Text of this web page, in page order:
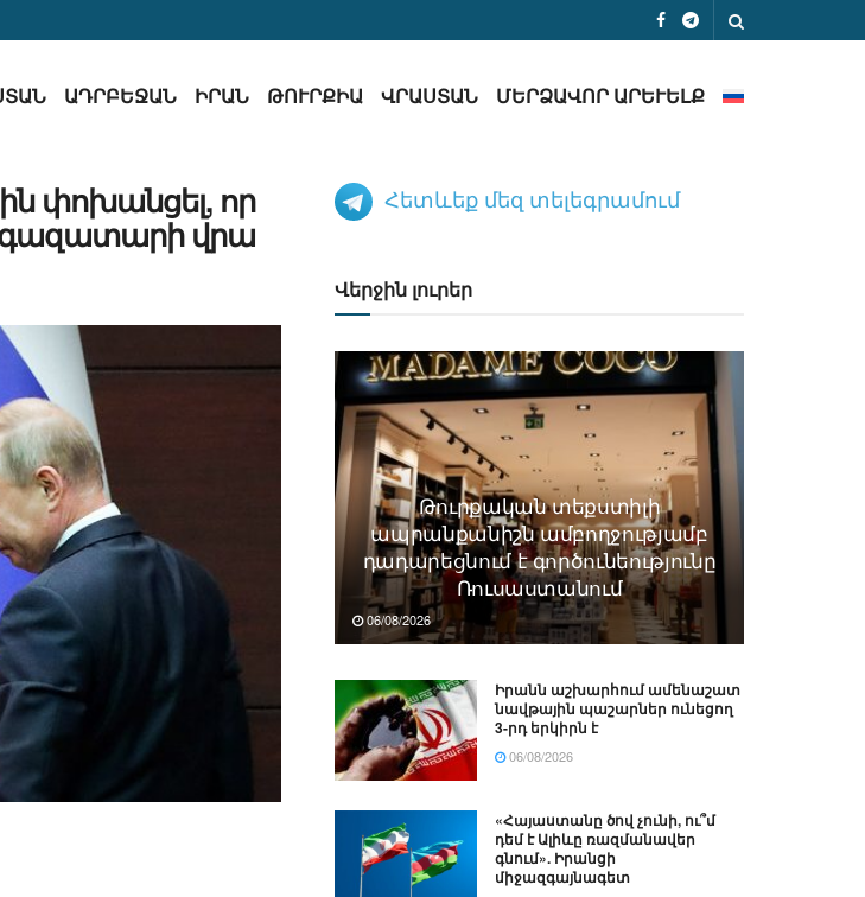
ԱԴՐԲԵՋԱՆ ԻՐԱՆ ԹՈՒՐՔԻԱ ՎՐԱՍՏԱՆ ՄԵՐՁԱՎՈՐ ԱՐԵՒԵԼՔ
փոխանցել, որ
գազատարի վրա
Հետևեք մեզ տելեգրամում
Վերջին լուրեր
Թուրքական տեքստիլի
ապրանքանիշն ամբողջությամբ
դադարեցնում է գործունեությունը
Ռուսաստանում
06/08/2026
Իրանն աշխարհում ամենաշատ
նավթային պաշարներ ունեցող
3-րդ երկիրն է
06/08/2026
«Հայաստանը ծով չունի, ու՞մ
դեմ է Ալիևը ռազմանավեր
գնում». Իրանցի
միջազգայնագետ